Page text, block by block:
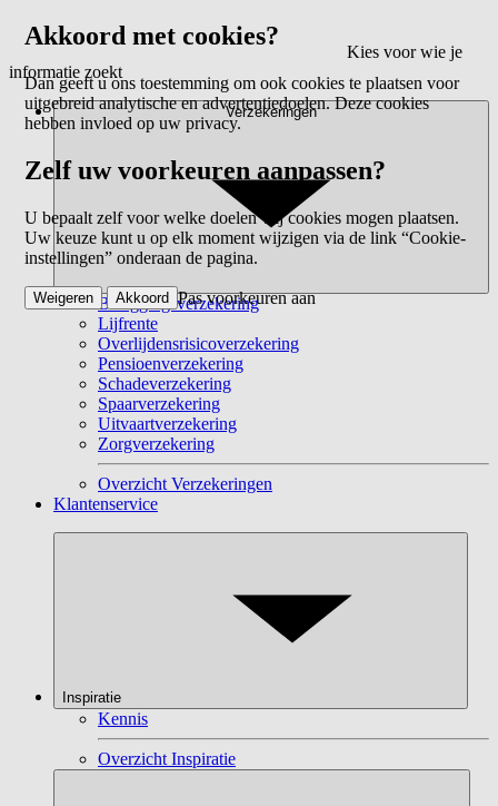
Kies voor wie je
informatie zoekt
Verzekeringen
Beleggingsverzekering
Lijfrente
Overlijdensrisicoverzekering
Pensioenverzekering
Schadeverzekering
Spaarverzekering
Uitvaartverzekering
Zorgverzekering
Overzicht Verzekeringen
Klantenservice
Inspiratie
Kennis
Overzicht Inspiratie
Akkoord met cookies?
Dan geeft u ons toestemming om ook cookies te plaatsen voor
uitgebreid analytische en advertentiedoelen. Deze cookies
hebben invloed op uw privacy.
Zelf uw voorkeuren aanpassen?
U bepaalt zelf voor welke doelen wij cookies mogen plaatsen.
Uw keuze kunt u op elk moment wijzigen via de link “Cookie-
instellingen” onderaan de pagina.
Pas voorkeuren aan
Weigeren Akkoord